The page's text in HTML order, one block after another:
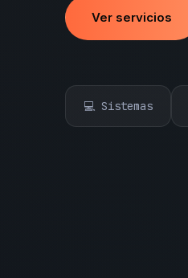
Ver servicios
💻 Sistemas